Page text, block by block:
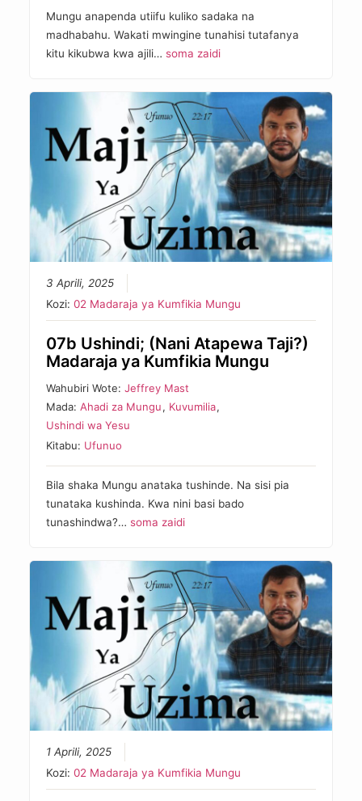
Mungu anapenda utiifu kuliko sadaka na
madhabahu. Wakati mwingine tunahisi tutafanya
kitu kikubwa kwa ajili…soma zaidi
3 Aprili, 2025
Kozi:02 Madaraja ya Kumfikia Mungu
07b Ushindi; (Nani Atapewa Taji?)
Madaraja ya Kumfikia Mungu
Wahubiri Wote:Jeffrey Mast
Mada:Ahadi za Mungu, Kuvumilia,
Ushindi wa Yesu
Kitabu: Ufunuo
Bila shaka Mungu anataka tushinde. Na sisi pia
tunataka kushinda. Kwa nini basi bado
tunashindwa?…soma zaidi
1 Aprili, 2025
Kozi:02 Madaraja ya Kumfikia Mungu